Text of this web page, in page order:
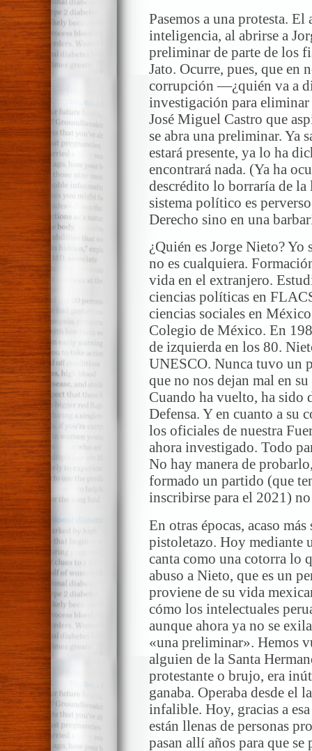
Pasemos a una protesta.
inteligencia, al abrirse a
preliminar de parte de los
Jato. Ocurre, pues, que en
corrupción —¿quién va a
investigación para eliminar
José Miguel Castro que
se abra una preliminar. Ya
estará presente, ya lo ha
encontrará nada. (Ya ha
descrédito lo borraría de la
sistema político es
Derecho sino en una
¿Quién es Jorge Nieto? Yo
no es cualquiera.
vida en el extranjero.
ciencias políticas en
ciencias sociales en
Colegio de México. En
de izquierda en los 80.
UNESCO. Nunca tuvo un
que no nos dejan mal en
Cuando ha vuelto, ha sido
Defensa. Y en cuanto a su
los oficiales de nuestra
ahora investigado. Todo
No hay manera de
formado un partido (que
inscribirse para el 2021) no
En otras épocas, acaso
pistoletazo. Hoy mediante
canta como una cotorra lo
abuso a Nieto, que es un
proviene de su vida
cómo los intelectuales
aunque ahora ya no se
«una preliminar». Hemos
alguien de la Santa
protestante o brujo, era
ganaba. Operaba desde el
infalible. Hoy, gracias a
están llenas de personas
pasan allí años para que se